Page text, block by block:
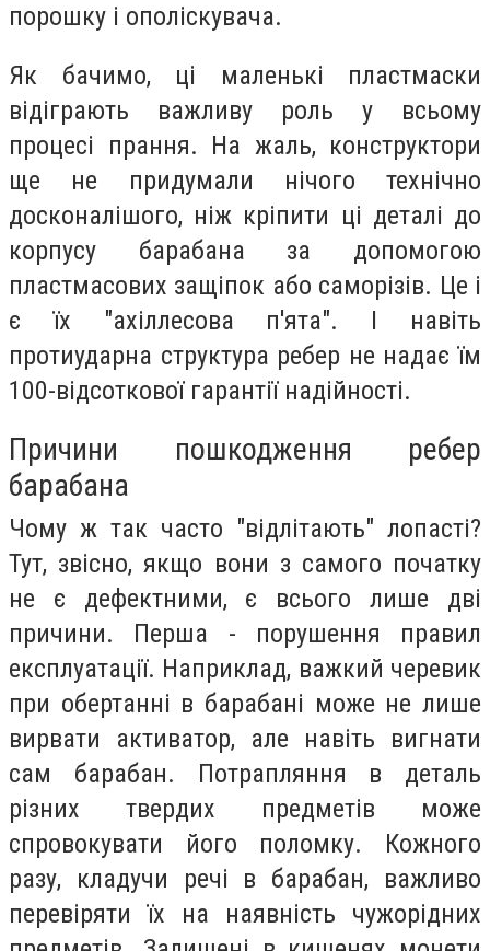
порошку і ополіскувача.
Як бачимо, ці маленькі пластмаски
відіграють важливу роль у всьому
процесі прання. На жаль, конструктори
ще не придумали нічого технічно
досконалішого, ніж кріпити ці деталі до
корпусу барабана за допомогою
пластмасових защіпок або саморізів. Це і
є їх "ахіллесова п'ята". І навіть
протиударна структура ребер не надає їм
100-відсоткової гарантії надійності.
Причини пошкодження ребер
барабана
Чому ж так часто "відлітають" лопасті?
Тут, звісно, якщо вони з самого початку
не є дефектними, є всього лише дві
причини. Перша - порушення правил
експлуатації. Наприклад, важкий черевик
при обертанні в барабані може не лише
вирвати активатор, але навіть вигнати
сам барабан. Потрапляння в деталь
різних твердих предметів може
спровокувати його поломку. Кожного
разу, кладучи речі в барабан, важливо
перевіряти їх на наявність чужорідних